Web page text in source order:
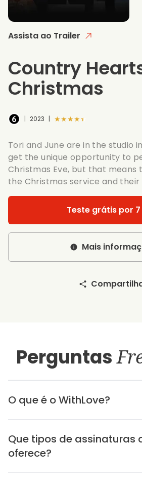
Assista ao Trailer
Country
Christmas
| 2023 | ★★★★★
Tori and June are in the studio
get the unique opportunity to
Christmas Eve, but that means
the Christmas service and their
Teste grátis por
Mais
Perguntas
O que é o WithLove?
Que tipos de assinaturas
oferece?